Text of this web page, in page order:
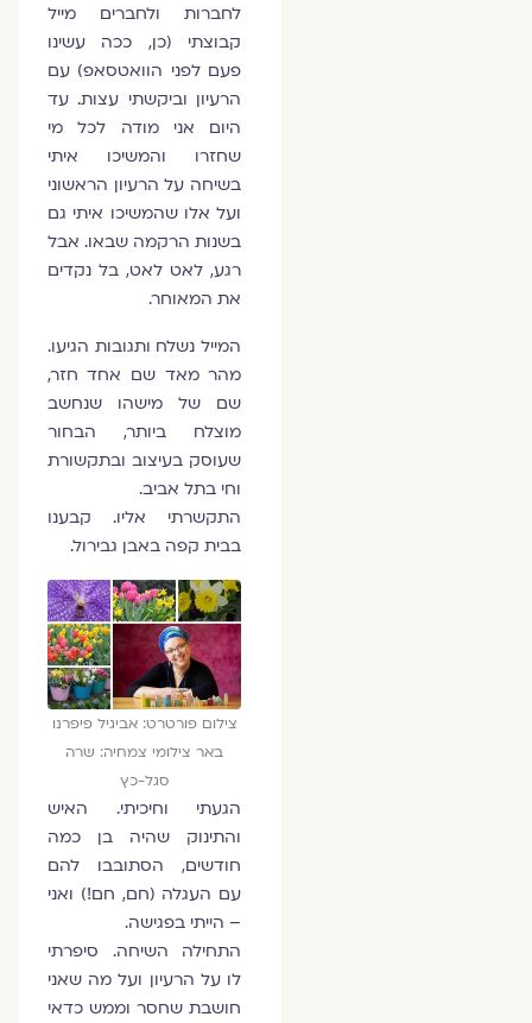
לחברות ולחברים מייל
קבוצתי (כן, ככה עשינו
פעם לפני הוואטסאפ) עם
הרעיון וביקשתי עצות. עד
היום אני מודה לכל מי
שחזרו והמשיכו איתי
בשיחה על הרעיון הראשוני
ועל אלו שהמשיכו איתי גם
בשנות הרקמה שבאו. אבל
רגע, לאט לאט, בל נקדים
את המאוחר.
המייל נשלח ותגובות הגיעו.
מהר מאד שם אחד חזר,
שם של מישהו שנחשב
מוצלח ביותר, הבחור
שעוסק בעיצוב ובתקשורת
וחי בתל אביב.
התקשרתי אליו. קבענו
בבית קפה באבן גבירול.
צילום פורטרט: אביגיל פיפרנו
באר צילומי צמחיה: שרה
סגל-כץ
הגעתי וחיכיתי. האיש
והתינוק שהיה בן כמה
חודשים, הסתובבו להם
עם העגלה (חם, חם!) ואני
– הייתי בפגישה.
התחילה השיחה. סיפרתי
לו על הרעיון ועל מה שאני
חושבת שחסר וממש כדאי